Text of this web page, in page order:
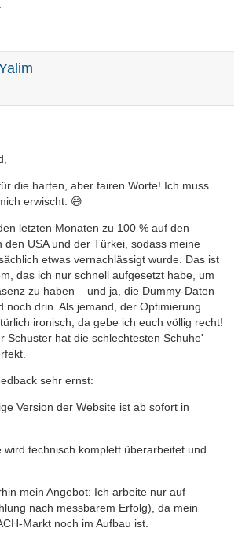
die harten, aber fairen Worte! Ich muss
erwischt. 😅
letzten Monaten zu 100 % auf den
den USA und der Türkei, sodass meine
etwas vernachlässigt wurde. Das ist
das ich nur schnell aufgesetzt habe, um
zu haben – und ja, die Dummy-Daten
noch drin. Als jemand, der Optimierung
ironisch, da gebe ich euch völlig recht!
Schuster hat die schlechtesten Schuhe'
sehr ernst:
Version der Website ist ab sofort in
wird technisch komplett überarbeitet und
mein Angebot: Ich arbeite nur auf
nach messbarem Erfolg), da mein
Markt noch im Aufbau ist.